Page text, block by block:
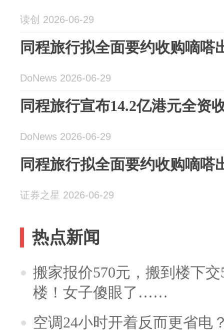
读创 2026-06-29
同程旅行拟全面要约收购嘀嗒
DoNews 2026-06-29
同程旅行宣布14.2亿港元全资
DoNews 2026-06-29
同程旅行拟全面要约收购嘀嗒
证券之星 2026-06-29
热点新闻
搬家报价570元，搬到楼下
楼！女子傻眼了……
空调24小时开着反而更省电